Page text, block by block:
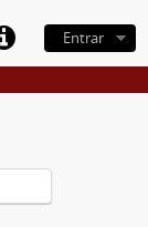
Entrar